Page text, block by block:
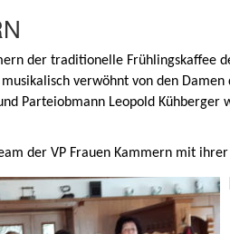
der traditionelle Frühlingskaffee
verwöhnt von den Damen
Parteiobmann Leopold Kühberger
der VP Frauen Kammern mit ihrer